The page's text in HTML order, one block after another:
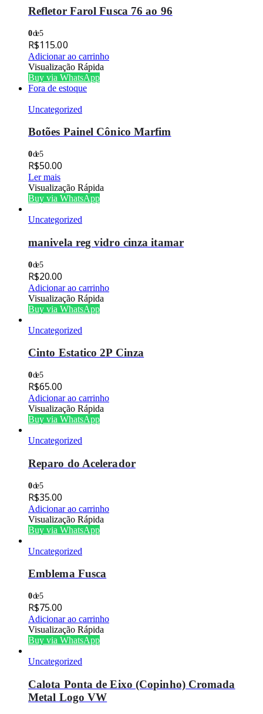
Refletor Farol Fusca 76 ao 96
0de 5
R$115.00
Adicionar ao carrinho
Visualização Rápida
Buy via WhatsApp
Fora de estoque
Uncategorized
Botões Painel Cônico Marfim
0de 5
R$50.00
Ler mais
Visualização Rápida
Buy via WhatsApp
Uncategorized
manivela reg vidro cinza itamar
0de 5
R$20.00
Adicionar ao carrinho
Visualização Rápida
Buy via WhatsApp
Uncategorized
Cinto Estatico 2P Cinza
0de 5
R$65.00
Adicionar ao carrinho
Visualização Rápida
Buy via WhatsApp
Uncategorized
Reparo do Acelerador
0de 5
R$35.00
Adicionar ao carrinho
Visualização Rápida
Buy via WhatsApp
Uncategorized
Emblema Fusca
0de 5
R$75.00
Adicionar ao carrinho
Visualização Rápida
Buy via WhatsApp
Uncategorized
Calota Ponta de Eixo (Copinho) Cromada
Metal Logo VW